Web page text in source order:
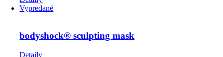
Vypredané
bodyshock® sculpting mask
Detaily